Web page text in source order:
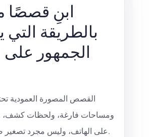
ابنِ قصصًا
بالطريقة التي
الجمهور على
القصص المصورة العمودية
ومساحات فارغة، ولحظات كشف،
على الهاتف، وليس مجرد تصغير صفحات أفقية.